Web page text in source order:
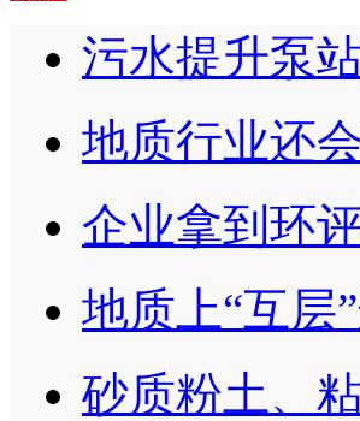
污水提升泵
地质行业还
企业拿到环
地质上“互层
砂质粉土、